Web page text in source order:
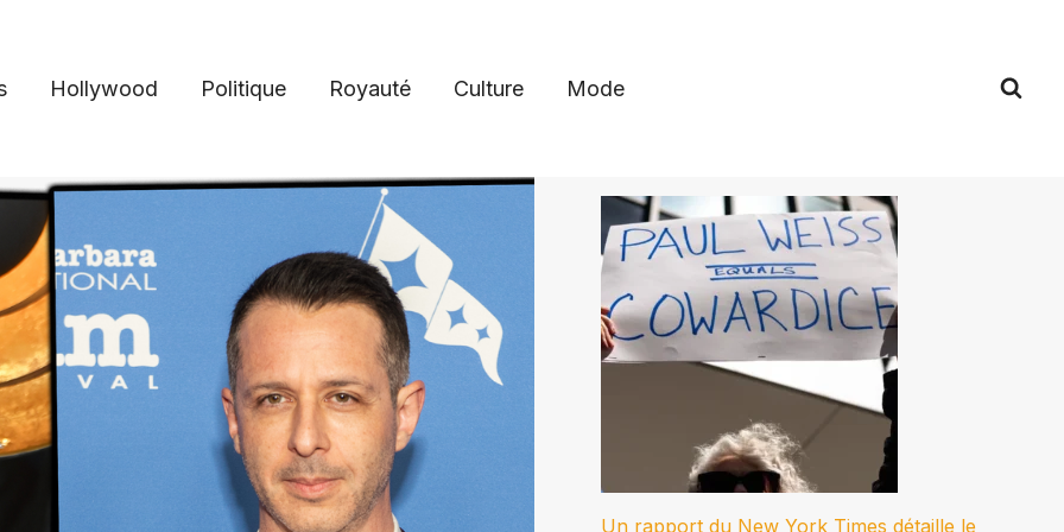
Hollywood Politique Royauté Culture Mode
Un rapport du New York Times détaille le